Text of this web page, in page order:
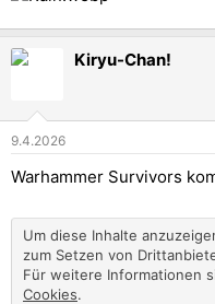
Kiryu-Chan!
9.4.2026
Warhammer Survivors
Um diese Inhalte
zum Setzen von
Für weitere Informationen
Cookies.